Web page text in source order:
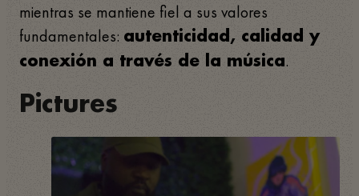
mientras se mantiene fiel a sus valores
fundamentales: autenticidad, calidad y
conexión a través de la música.
Pictures